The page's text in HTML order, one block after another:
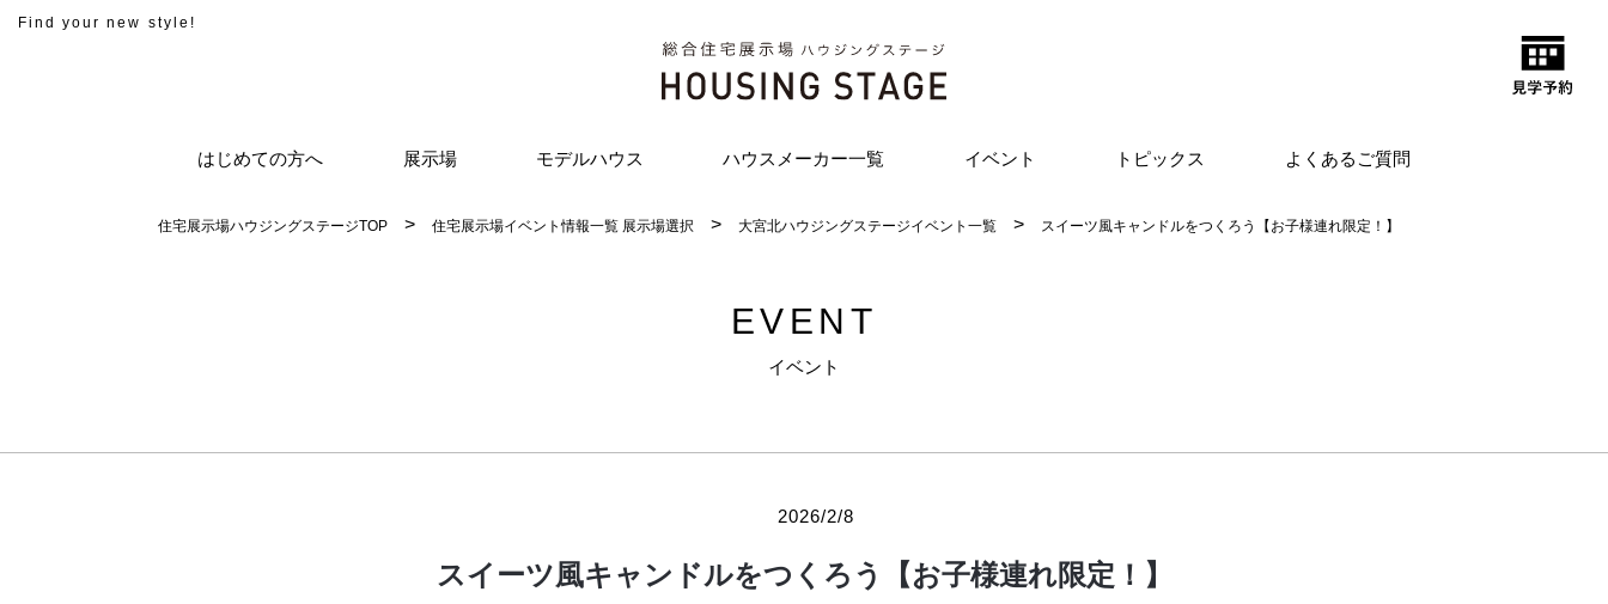
Find your new style!
はじめての方へ 展示場 モデルハウス ハウスメーカー一覧 イベント トピックス よくあるご質問
住宅展示場ハウジングステージTOP 住宅展示場イベント情報一覧 展示場選択 大宮北ハウジングステージイベント一覧 スイーツ風キャンドルをつくろう【お子様連れ限定！】
EVENT
イベント
2026/2/8
スイーツ風キャンドルをつくろう【お子様連れ限定！】